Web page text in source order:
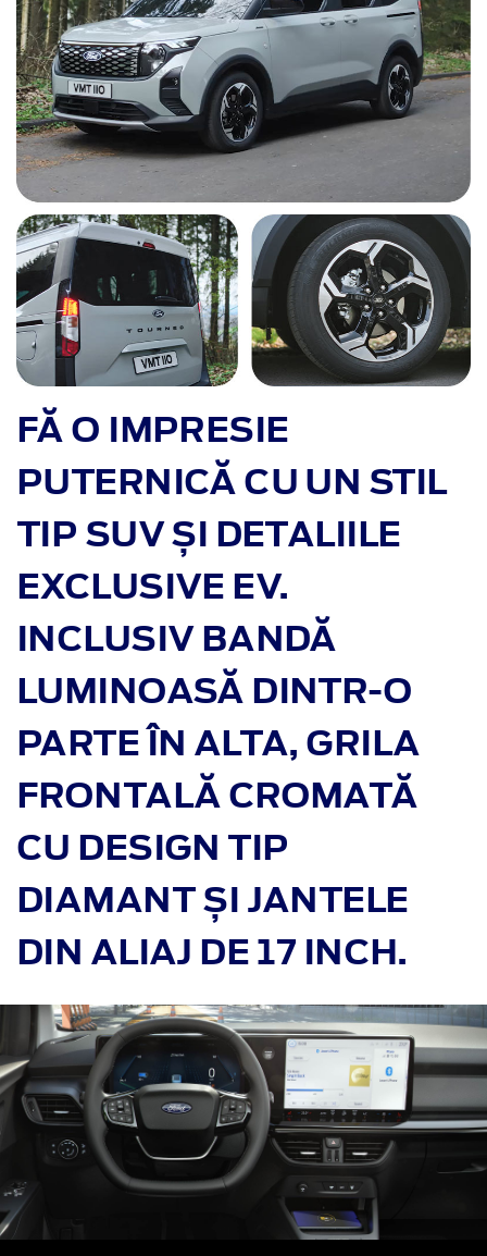
FĂ O IMPRESIE
PUTERNICĂ CU UN STIL
TIP SUV ȘI DETALIILE
EXCLUSIVE EV.
INCLUSIV BANDĂ
LUMINOASĂ DINTR-O
PARTE ÎN ALTA, GRILA
FRONTALĂ CROMATĂ
CU DESIGN TIP
DIAMANT ȘI JANTELE
DIN ALIAJ DE 17 INCH.